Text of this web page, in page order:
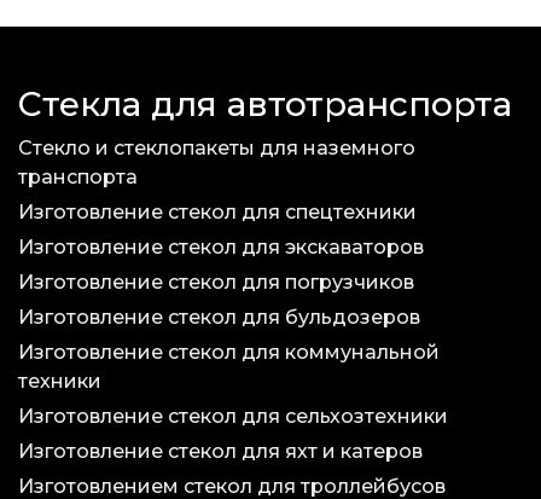
Стекла для автотранспорта
Стекло и стеклопакеты для наземного
транспорта
Изготовление стекол для спецтехники
Изготовление стекол для экскаваторов
Изготовление стекол для погрузчиков
Изготовление стекол для бульдозеров
Изготовление стекол для коммунальной
техники
Изготовление стекол для сельхозтехники
Изготовление стекол для яхт и катеров
Изготовлением стекол для троллейбусов